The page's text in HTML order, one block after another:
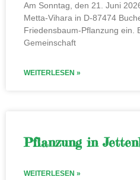
Am Sonntag, den 21. Juni
Metta-Vihara in D-87474
Friedensbaum-Pflanzung ein.
Gemeinschaft
WEITERLESEN »
Pflanzung in
WEITERLESEN »